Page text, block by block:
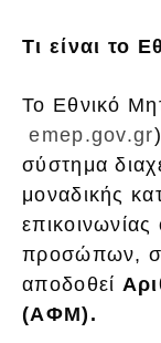
Τι είναι το
Το Εθνικό
emep.gov.gr
σύστημα
μοναδικής
προσώπων,
αποδοθεί
(ΑΦΜ).